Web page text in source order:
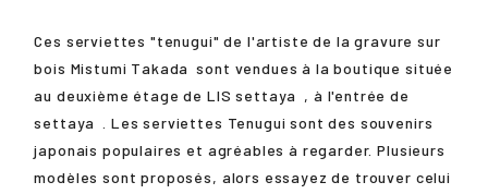
Ces serviettes "tenugui" de l'artiste de la gravure sur
bois Mistumi Takada sont vendues à la boutique située
au deuxième étage de LISsettaya , à l'entrée de
settaya
. Les serviettes Tenugui sont des souvenirs
japonais populaires et agréables à regarder. Plusieurs
modèles sont proposés, alors essayez de trouver celui